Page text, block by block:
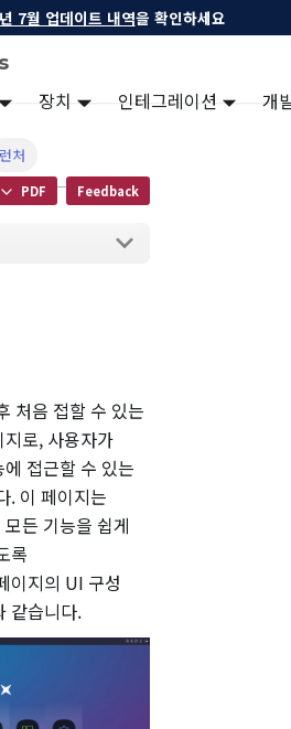
7월 업데이트 내역을 확인하세요
장치 인테그레이션 개
런처
PDF Feedback
처음 접할 수 있는
로, 사용자가
접근할 수 있는
. 이 페이지는
모든 기능을 쉽게
록
이지의 UI 구성
같습니다.